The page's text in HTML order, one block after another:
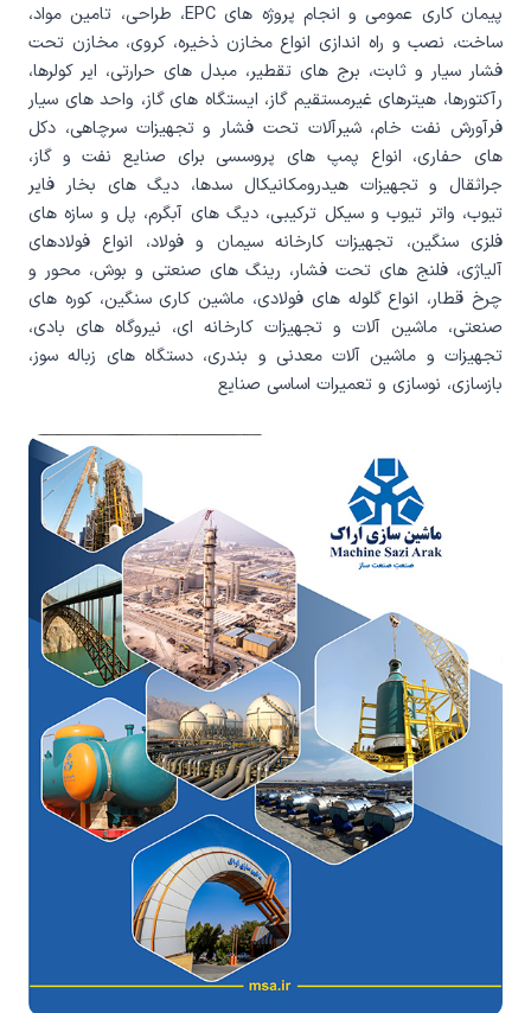
پیمان کاری عمومی و انجام پروژه های EPC، طراحی، تامین مواد،
ساخت، نصب و راه اندازی انواع مخازن ذخیره، کروی، مخازن تحت
فشار سیار و ثابت، برج های تقطیر، مبدل های حرارتی، ایر کولرها،
رآکتورها، هیترهای غیرمستقیم گاز، ایستگاه های گاز، واحد های سیار
فرآورش نفت خام، شیرآلات تحت فشار و تجهیزات سرچاهی، دکل
های حفاری، انواع پمپ های پروسسی برای صنایع نفت و گاز،
جراثقال و تجهیزات هیدرومکانیکال سدها، دیگ های بخار فایر
تیوب، واتر تیوب و سیکل ترکیبی، دیگ های آبگرم، پل و سازه های
فلزی سنگین، تجهیزات کارخانه سیمان و فولاد، انواع فولادهای
آلیاژی، فلنج های تحت فشار، رینگ های صنعتی و بوش، محور و
چرخ قطار، انواع گلوله های فولادی، ماشین کاری سنگین، کوره های
صنعتی، ماشین آلات و تجهیزات کارخانه ای، نیروگاه های بادی،
تجهیزات و ماشین آلات معدنی و بندری، دستگاه های زباله سوز،
بازسازی، نوسازی و تعمیرات اساسی صنایع